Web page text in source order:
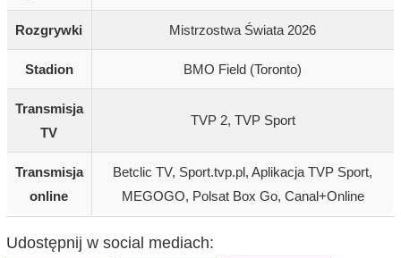
Rozgrywki Mistrzostwa Świata 2026
Stadion BMO Field (Toronto)
Transmisja
TV
TVP 2, TVP Sport
Transmisja
online
Betclic TV, Sport.tvp.pl, Aplikacja TVP Sport,
MEGOGO, Polsat Box Go, Canal+Online
Udostępnij w social mediach: